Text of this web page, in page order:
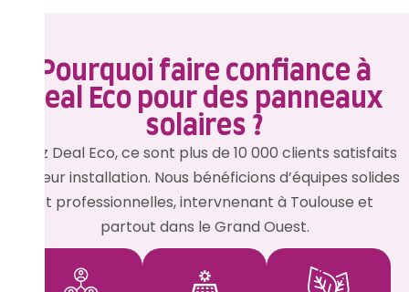
Pourquoi faire confiance à
Deal Eco pour des panneaux
solaires ?
Chez Deal Eco, ce sont plus de 10 000 clients satisfaits
par leur installation. Nous bénéficions d’équipes solides
et professionnelles, intervnenant à Toulouse et
partout dans le Grand Ouest.